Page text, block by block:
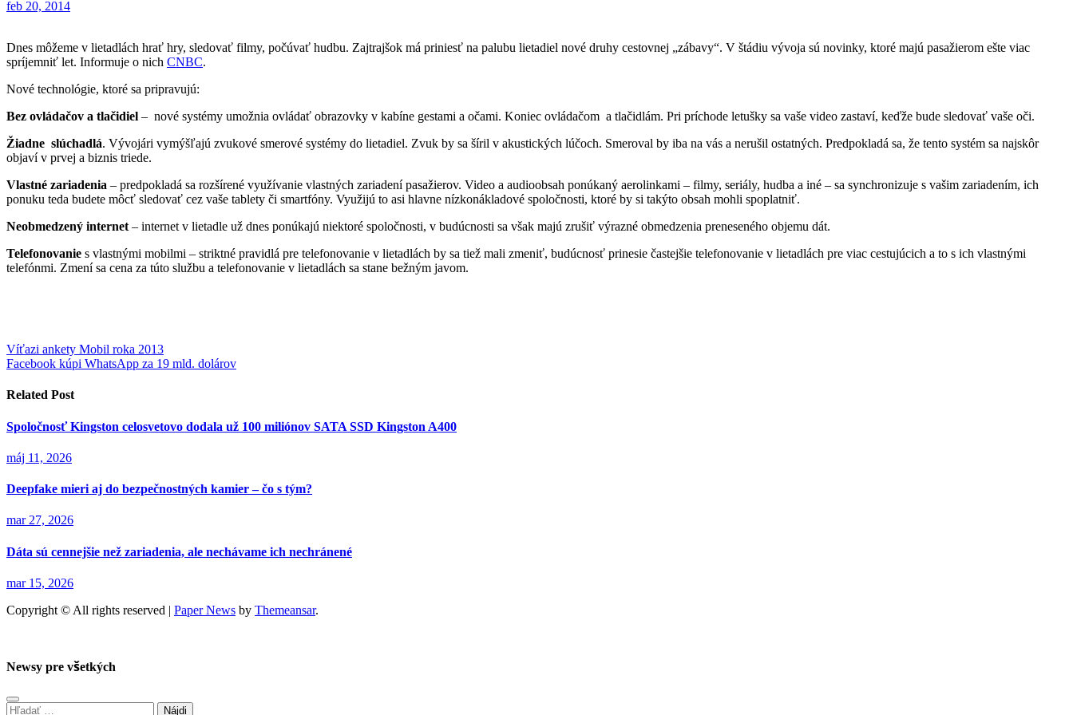
feb 20, 2014
Dnes môžeme v lietadlách hrať hry, sledovať filmy, počúvať hudbu. Zajtrajšok má priniesť na palubu lietadiel nové druhy cestovnej „zábavy“. V štádiu vývoja sú novinky, ktoré majú pasažierom ešte viac
spríjemniť let. Informuje o nich CNBC.
Nové technológie, ktoré sa pripravujú:
Bez ovládačov a tlačidiel – nové systémy umožnia ovládať obrazovky v kabíne gestami a očami. Koniec ovládačom a tlačidlám. Pri príchode letušky sa vaše video zastaví, keďže bude sledovať vaše oči.
Žiadne slúchadlá. Vývojári vymýšľajú zvukové smerové systémy do lietadiel. Zvuk by sa šíril v akustických lúčoch. Smeroval by iba na vás a nerušil ostatných. Predpokladá sa, že tento systém sa najskôr
objaví v prvej a biznis triede.
Vlastné zariadenia – predpokladá sa rozšírené využívanie vlastných zariadení pasažierov. Video a audioobsah ponúkaný aerolinkami – filmy, seriály, hudba a iné – sa synchronizuje s vašim zariadením, ich
ponuku teda budete môcť sledovať cez vaše tablety či smartfóny. Využijú to asi hlavne nízkonákladové spoločnosti, ktoré by si takýto obsah mohli spoplatniť.
Neobmedzený internet – internet v lietadle už dnes ponúkajú niektoré spoločnosti, v budúcnosti sa však majú zrušiť výrazné obmedzenia preneseného objemu dát.
Telefonovanie s vlastnými mobilmi – striktné pravidlá pre telefonovanie v lietadlách by sa tiež mali zmeniť, budúcnosť prinesie častejšie telefonovanie v lietadlách pre viac cestujúcich a to s ich vlastnými
telefónmi. Zmení sa cena za túto službu a telefonovanie v lietadlách sa stane bežným javom.
Navigácia
v
článku
Víťazi ankety Mobil roka 2013
Facebook kúpi WhatsApp za 19 mld. dolárov
Related Post
Spoločnosť Kingston celosvetovo dodala už 100 miliónov SATA SSD Kingston A400
máj 11, 2026
Deepfake mieri aj do bezpečnostných kamier – čo s tým?
mar 27, 2026
Dáta sú cennejšie než zariadenia, ale nechávame ich nechránené
mar 15, 2026
Copyright © All rights reserved | Paper News by Themeansar.
Newsy pre všetkých
Hľadať: